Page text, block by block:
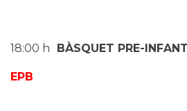
18:00 h BÀSQUET PRE-
EPB